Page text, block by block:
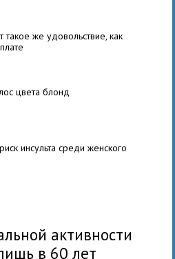
такое же удовольствие, как
цвета блонд
инсульта среди женского
активности
в 60 лет